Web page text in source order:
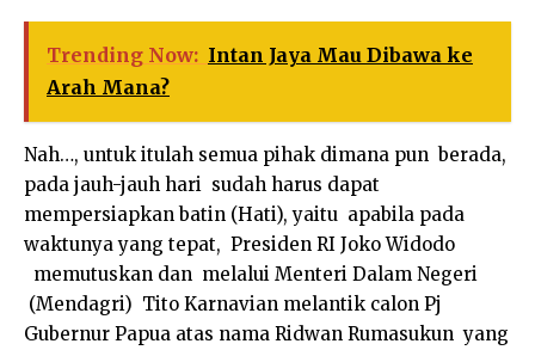
Trending Now: Intan Jaya Mau Dibawa ke
Arah Mana?
Nah…, untuk itulah semua pihak dimana pun berada,
pada jauh-jauh hari sudah harus dapat
mempersiapkan batin (Hati), yaitu apabila pada
waktunya yang tepat, Presiden RI Joko Widodo
memutuskan dan melalui Menteri Dalam Negeri
(Mendagri) Tito Karnavian melantik calon Pj
Gubernur Papua atas nama Ridwan Rumasukun yang